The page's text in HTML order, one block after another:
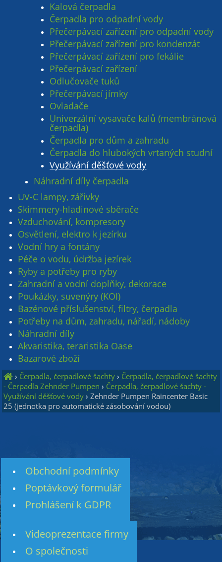
Kalová čerpadla
Čerpadla pro odpadní vody
Přečerpávací zařízení pro odpadní vody
Přečerpávací zařízení pro kondenzát
Přečerpávací zařízení pro fekálie
Přečerpávací zařízení
Odlučovače tuků
Přečerpávací jímky
Ovladače
Univerzální vysavače kalů (membránová
čerpadla)
Čerpadla pro dům a zahradu
Čerpadla do hlubokých vrtaných studní
Využívání děšťové vody
Náhradní díly čerpadla
UV-C lampy, zářivky
Skimmery-hladinové sběrače
Vzduchování, kompresory
Osvětlení, elektro k jezírku
Vodní hry a fontány
Péče o vodu, údržba jezírek
Ryby a potřeby pro ryby
Zahradní a vodní doplňky, dekorace
Poukázky, suvenýry (KOI)
Bazénové příslušenství, filtry, čerpadla
Potřeby na dům, zahradu, nářadí, nádoby
Náhradní díly
Akvaristika, teraristika Oase
Bazarové zboží
› Čerpadla, čerpadlové šachty › Čerpadla, čerpadlové šachty
- Čerpadla Zehnder Pumpen › Čerpadla, čerpadlové šachty -
Využívání děšťové vody ›Zehnder Pumpen Raincenter Basic
25 (jednotka pro automatické zásobování vodou)
Obchodní podmínky
Poptávkový formulář
Prohlášení k GDPR
Videoprezentace firmy
O společnosti